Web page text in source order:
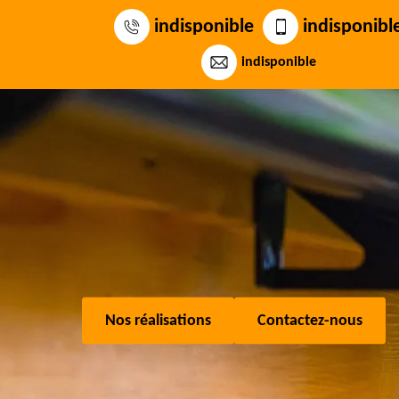
indisponible
indisponible
Nos réalisations Contactez-nous